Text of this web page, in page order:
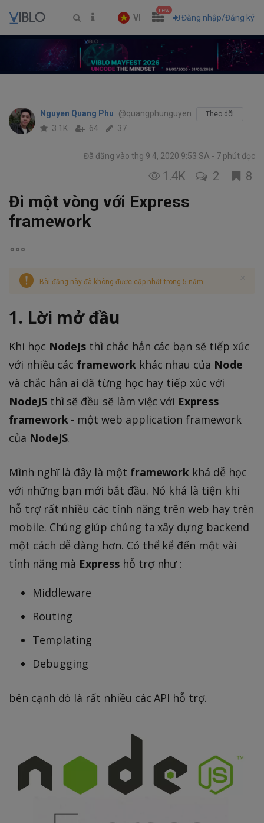
VI
new
Đăng nhập/Đăng ký
Nguyen Quang Phu @quangphunguyen Theo dõi
3.1K 64 37
Đã đăng vào thg 9 4, 2020 9:53 SA 7 phút đọc
1.4K 2 8
Đi một vòng với Express
framework
Bài đăng này đã không được cập nhật trong 5 năm
1. Lời mở đầu
Khi học NodeJs thì chắc hẳn các bạn sẽ tiếp xúc
với nhiều các frameworkkhác nhau của Node
và chắc hẳn ai đã từng học hay tiếp xúc với
NodeJSthì sẽ đều sẽ làm việc với Express
framework- một web application framework
của NodeJS.
Mình nghĩ là đây là một framework khá dễ học
với những bạn mới bắt đầu. Nó khá là tiện khi
hỗ trợ rất nhiều các tính năng trên web hay trên
mobile. Chúng giúp chúng ta xây dựng backend
một cách dễ dàng hơn. Có thể kể đến một vài
tính năng mà Expresshỗ trợ như :
Middleware
Routing
Templating
Debugging
bên cạnh đó là rất nhiều các API hỗ trợ.